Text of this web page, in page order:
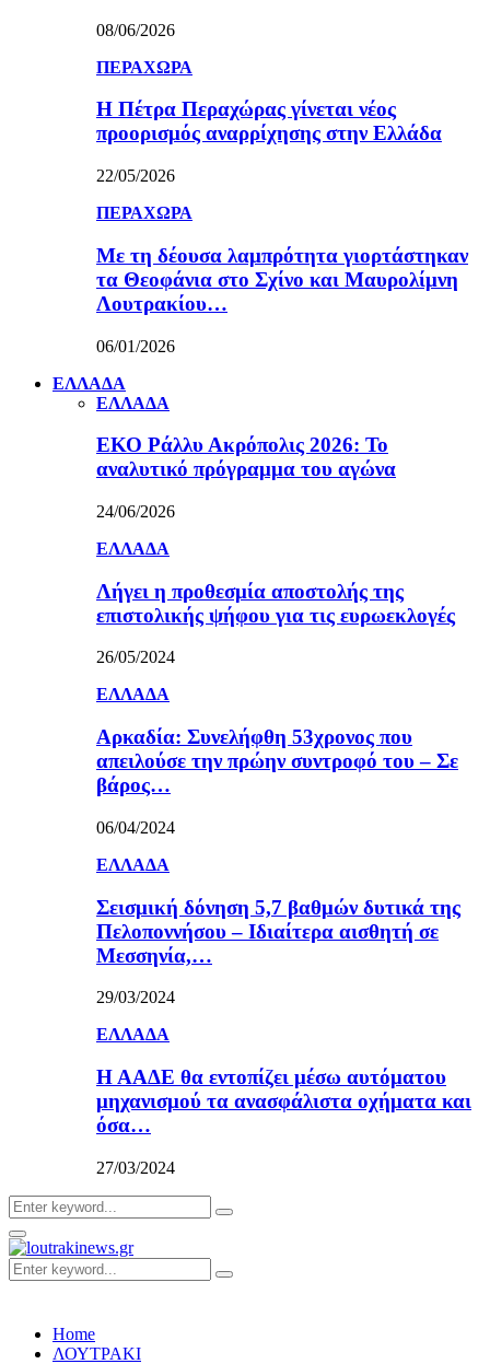
08/06/2026
ΠΕΡΑΧΩΡΑ
Η Πέτρα Περαχώρας γίνεται νέος
προορισμός αναρρίχησης στην Ελλάδα
22/05/2026
ΠΕΡΑΧΩΡΑ
Με τη δέουσα λαμπρότητα γιορτάστηκαν
τα Θεοφάνια στο Σχίνο και Μαυρολίμνη
Λουτρακίου…
06/01/2026
ΕΛΛΑΔΑ
ΕΛΛΑΔΑ
ΕΚΟ Ράλλυ Ακρόπολις 2026: Το
αναλυτικό πρόγραμμα του αγώνα
24/06/2026
ΕΛΛΑΔΑ
Λήγει η προθεσμία αποστολής της
επιστολικής ψήφου για τις ευρωεκλογές
26/05/2024
ΕΛΛΑΔΑ
Αρκαδία: Συνελήφθη 53χρονος που
απειλούσε την πρώην συντροφό του – Σε
βάρος…
06/04/2024
ΕΛΛΑΔΑ
Σεισμική δόνηση 5,7 βαθμών δυτικά της
Πελοποννήσου – Ιδιαίτερα αισθητή σε
Μεσσηνία,…
29/03/2024
ΕΛΛΑΔΑ
Η ΑΑΔΕ θα εντοπίζει μέσω αυτόματου
μηχανισμού τα ανασφάλιστα οχήματα και
όσα…
27/03/2024
Search
for:
Search
Primary
Menu
Search
for:
Search
Home
ΛΟΥΤΡΑΚΙ